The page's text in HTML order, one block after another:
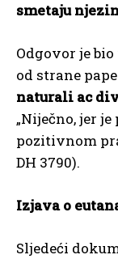
smetaju
Odgovor je
od strane pape
naturali ac
„Niječno, jer
pozitivnom
DH 3790).
Izjava o
Sljedeći